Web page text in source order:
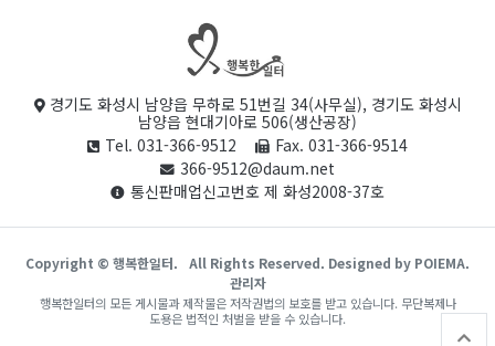
경기도 화성시 남양읍 무하로 51번길 34(사무실), 경기도 화성시
남양읍 현대기아로 506(생산공장)
Tel. 031-366-9512
Fax. 031-366-9514
366-9512@daum.net
통신판매업신고번호 제 화성2008-37호
Copyright © 행복한일터.
All Rights Reserved. Designed by POIEMA.
관리자
행복한일터의 모든 게시물과 제작물은 저작권법의 보호를 받고 있습니다. 무단복제나
도용은 법적인 처벌을 받을 수 있습니다.